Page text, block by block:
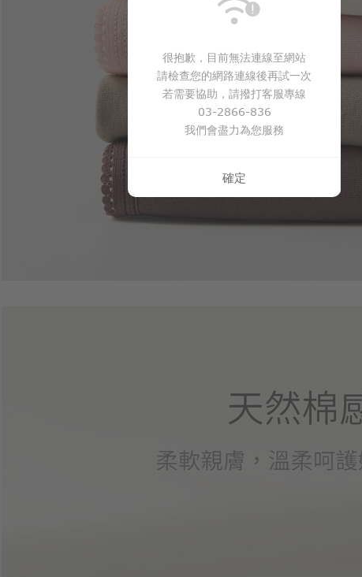
很抱歉，目前無法連線至網站
請檢查您的網路連線後再試一次
若需要協助，請撥打客服專線
03-2866-836
我們會盡力為您服務
確定